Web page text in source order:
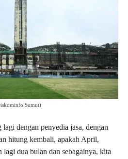
Sumut)
dengan penyedia jasa, dengan
hitung kembali, apakah April,
lagi dua bulan dan sebagainya, kita